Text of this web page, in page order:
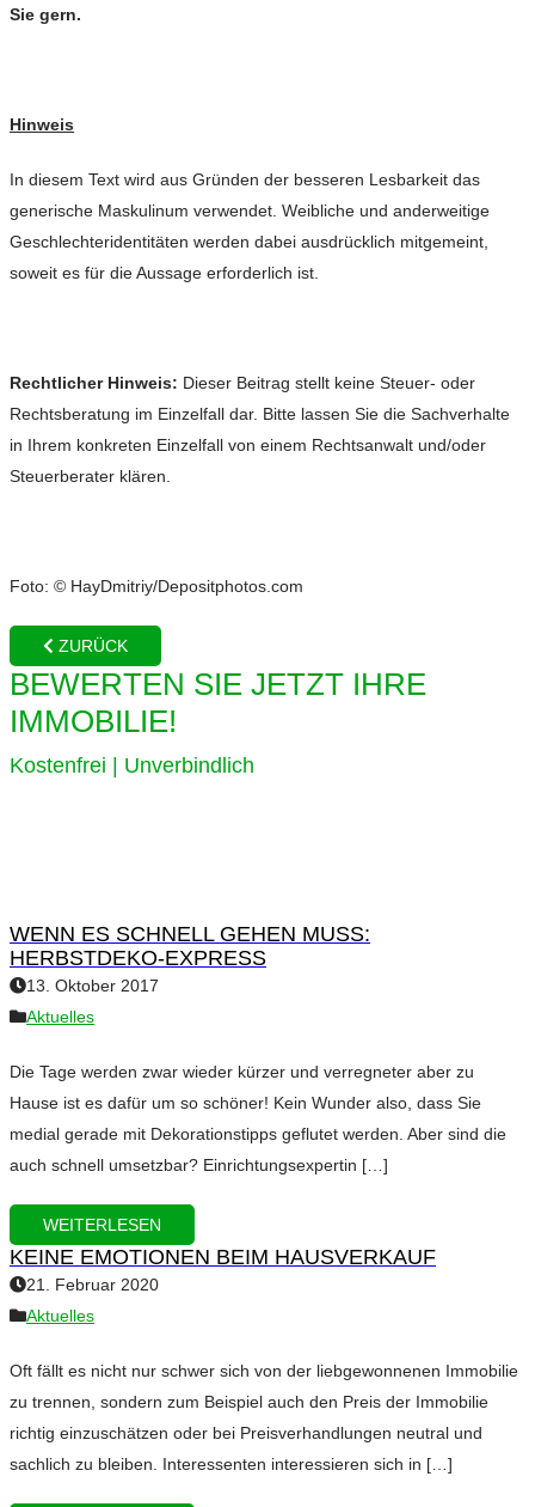
Sie gern.
Hinweis
In diesem Text wird aus Gründen der besseren Lesbarkeit das
generische Maskulinum verwendet. Weibliche und anderweitige
Geschlechteridentitäten werden dabei ausdrücklich mitgemeint,
soweit es für die Aussage erforderlich ist.
Rechtlicher Hinweis: Dieser Beitrag stellt keine Steuer- oder
Rechtsberatung im Einzelfall dar. Bitte lassen Sie die Sachverhalte
in Ihrem konkreten Einzelfall von einem Rechtsanwalt und/oder
Steuerberater klären.
Foto: © HayDmitriy/Depositphotos.com
ZURÜCK
BEWERTEN SIE JETZT IHRE
IMMOBILIE!
Kostenfrei | Unverbindlich
WENN ES SCHNELL GEHEN MUSS:
HERBSTDEKO-EXPRESS
13. Oktober 2017
Aktuelles
Die Tage werden zwar wieder kürzer und verregneter aber zu
Hause ist es dafür um so schöner! Kein Wunder also, dass Sie
medial gerade mit Dekorationstipps geflutet werden. Aber sind die
auch schnell umsetzbar? Einrichtungsexpertin […]
WEITERLESEN
KEINE EMOTIONEN BEIM HAUSVERKAUF
21. Februar 2020
Aktuelles
Oft fällt es nicht nur schwer sich von der liebgewonnenen Immobilie
zu trennen, sondern zum Beispiel auch den Preis der Immobilie
richtig einzuschätzen oder bei Preisverhandlungen neutral und
sachlich zu bleiben. Interessenten interessieren sich in […]